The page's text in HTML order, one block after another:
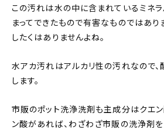
この汚れは水の中に含まれているミネ
まってできたもので有害なものではあり
したくはありませんよね。
水アカ汚れはアルカリ性の汚れなので
します。
市販のポット洗浄洗剤も主成分はクエ
ン酸があれば、わざわざ市販の洗浄剤